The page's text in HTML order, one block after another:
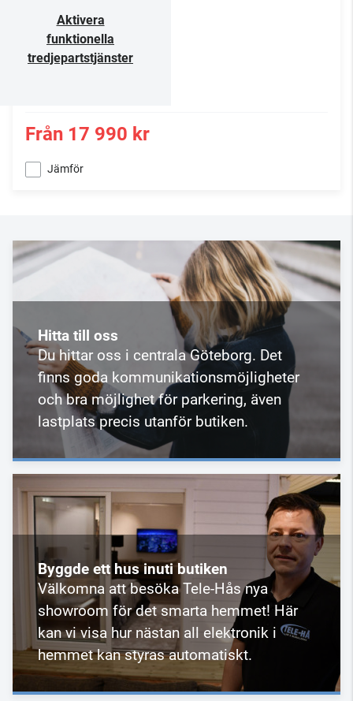
Aktivera
funktionella
tredjepartstjänster
Från 17 990 kr
Jämför
Hitta till oss
Du hittar oss i centrala Göteborg. Det
finns goda kommunikationsmöjligheter
och bra möjlighet för parkering, även
lastplats precis utanför butiken.
Byggde ett hus inuti butiken
Välkomna att besöka Tele-Hås nya
showroom för det smarta hemmet! Här
kan vi visa hur nästan all elektronik i
hemmet kan styras automatiskt.